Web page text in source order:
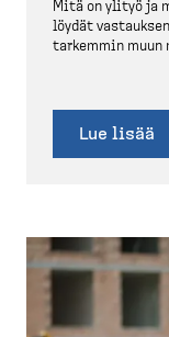
Mitä on ylityö ja
löydät
tarkemmin muun
Lue lisää